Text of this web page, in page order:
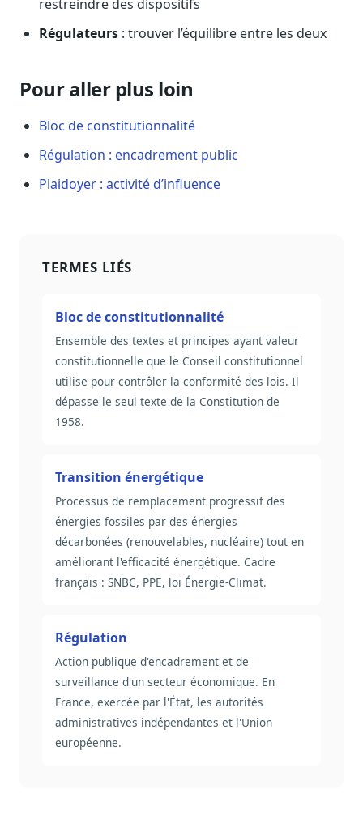
restreindre des dispositifs
Régulateurs : trouver l’équilibre entre les deux
Pour aller plus loin
Bloc de constitutionnalité
Régulation : encadrement public
Plaidoyer : activité d’influence
TERMES LIÉS
Bloc de constitutionnalité
Ensemble des textes et principes ayant valeur
constitutionnelle que le Conseil constitutionnel
utilise pour contrôler la conformité des lois. Il
dépasse le seul texte de la Constitution de
1958.
Transition énergétique
Processus de remplacement progressif des
énergies fossiles par des énergies
décarbonées (renouvelables, nucléaire) tout en
améliorant l'efficacité énergétique. Cadre
français : SNBC, PPE, loi Énergie-Climat.
Régulation
Action publique d'encadrement et de
surveillance d'un secteur économique. En
France, exercée par l'État, les autorités
administratives indépendantes et l'Union
européenne.